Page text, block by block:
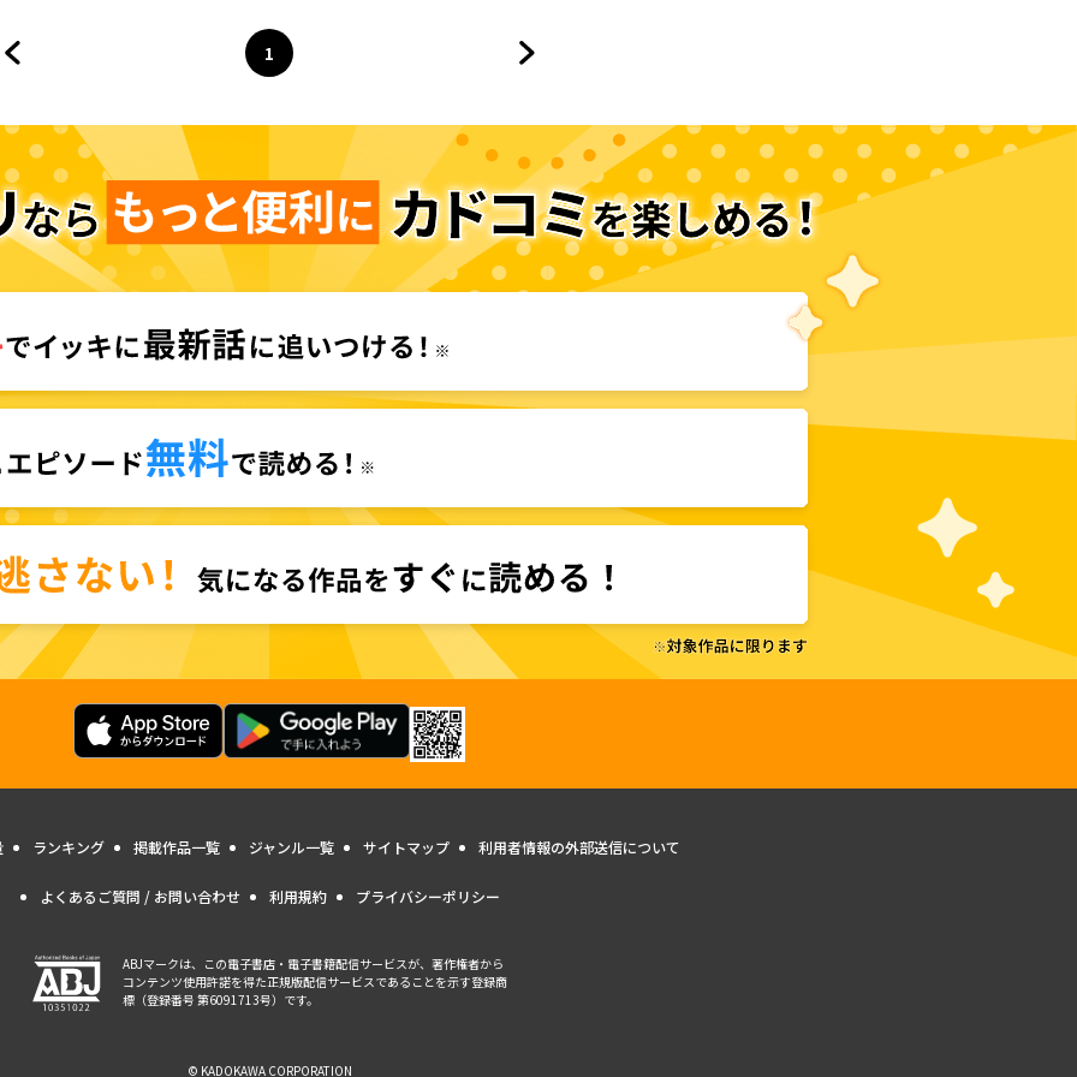
ページ
1
へ
ランキング 掲載作品一覧 ジャンル一覧 サイトマップ 利用者情報の外部送信について
よくあるご質問 / お問い合わせ 利用規約 プライバシーポリシー
ABJマークは、この電子書店・電子書籍配信サービスが、著作権者から
コンテンツ使用許諾を得た正規版配信サービスであることを示す登録商
標（登録番号 第6091713号）です。
© KADOKAWA CORPORATION